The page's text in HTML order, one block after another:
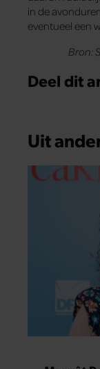
in de
eventueel een
Bron:
Deel dit
Uit